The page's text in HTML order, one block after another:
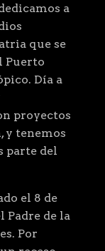
a
que se
Puerto
Día a
proyectos
y tenemos
parte del
el 8 de
Padre de la
Por